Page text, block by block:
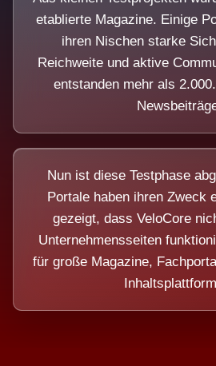
etablierte Magazine. Einige
ihren Nischen starke
Reichweite und aktive
entstanden mehr als
Nun ist diese Testphase
Portale haben ihren Zweck
gezeigt, dass VeloCore
Unternehmensseiten
für große Magazine,